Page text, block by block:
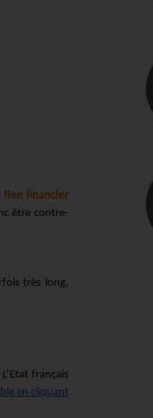
lien financier
être contre-
très long,
L’Etat français
en cliquant